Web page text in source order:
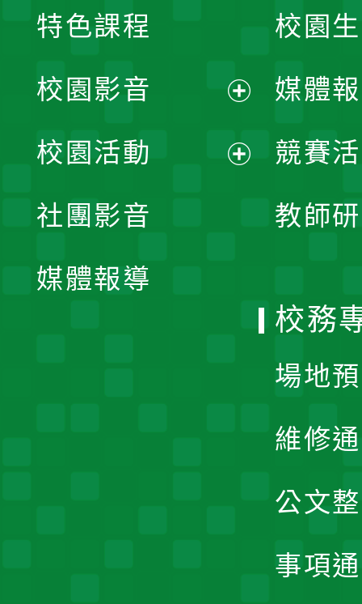
校園
媒體
競賽
教師
特色課程
校園影音
開
校園活動
社團影音
媒體報導
校務
場地
維修
公文
事項